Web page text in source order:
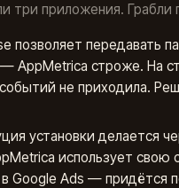
три приложения.
позволяет передавать
AppMetrica строже. На
не приходила.
установки делается
использует свою
Google Ads — придётся